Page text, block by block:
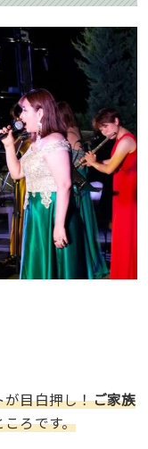
が目白押し！ご家族
ころです。